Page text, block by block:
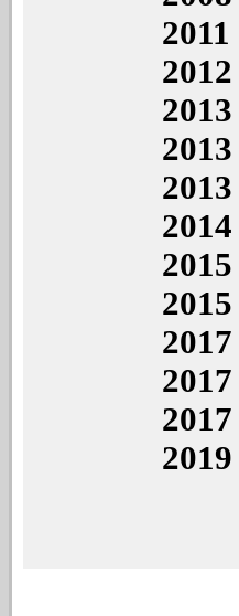
2011
2012
2013
2013
2013
2014
2015
2015
2017
2017
2017
2019